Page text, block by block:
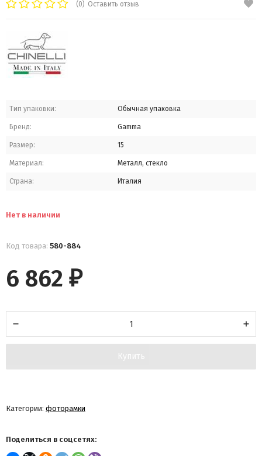
(0) Оставить отзыв
Тип упаковки: Обычная упаковка
Бренд: Gamma
Размер: 15
Материал: Металл, стекло
Страна: Италия
Нет в наличии
Код товара: 580-884
6 862 ₽
Купить
Категории: фоторамки
Поделиться в соцсетях: